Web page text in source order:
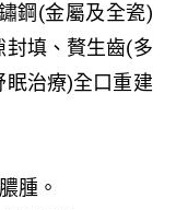
鋼(金屬及全瓷)
填、贅生齒(多
治療)全口重建
腫。